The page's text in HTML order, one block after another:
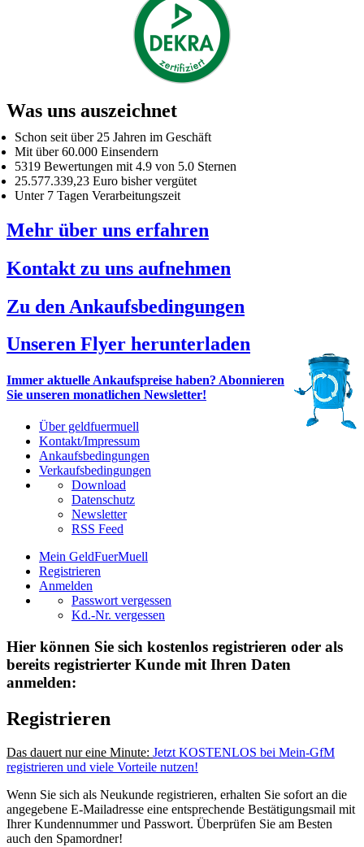
Was uns auszeichnet
Schon seit über 25 Jahren im Geschäft
Mit über 60.000 Einsendern
5319 Bewertungen mit 4.9 von 5.0 Sternen
25.577.339,23 Euro bisher vergütet
Unter 7 Tagen Verarbeitungszeit
Mehr über uns erfahren
Kontakt zu uns aufnehmen
Zu den Ankaufsbedingungen
Unseren Flyer herunterladen
Immer aktuelle Ankaufspreise haben? Abonnieren
Sie unseren monatlichen Newsletter!
Über geldfuermuell
Kontakt/Impressum
Ankaufsbedingungen
Verkaufsbedingungen
Download
Datenschutz
Newsletter
RSS Feed
Mein GeldFuerMuell
Registrieren
Anmelden
Passwort vergessen
Kd.-Nr. vergessen
Hier können Sie sich kostenlos registrieren oder als
bereits registrierter Kunde mit Ihren Daten
anmelden:
Registrieren
Das dauert nur eine Minute: Jetzt KOSTENLOS bei Mein-GfM
registrieren und viele Vorteile nutzen!
Wenn Sie sich als Neukunde registrieren, erhalten Sie sofort an die
angegebene E-Mailadresse eine entsprechende Bestätigungsmail mit
Ihrer Kundennummer und Passwort. Überprüfen Sie am Besten
auch den Spamordner!